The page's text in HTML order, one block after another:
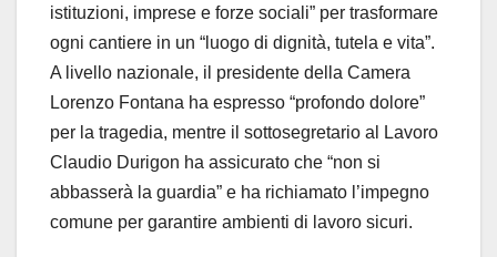
istituzioni, imprese e forze sociali” per trasformare
ogni cantiere in un “luogo di dignità, tutela e vita”.
A livello nazionale, il presidente della Camera
Lorenzo Fontana ha espresso “profondo dolore”
per la tragedia, mentre il sottosegretario al Lavoro
Claudio Durigon ha assicurato che “non si
abbasserà la guardia” e ha richiamato l’impegno
comune per garantire ambienti di lavoro sicuri.